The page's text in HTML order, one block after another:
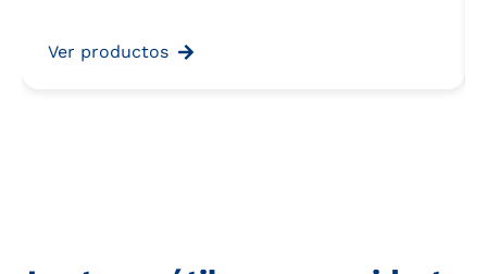
Ver productos